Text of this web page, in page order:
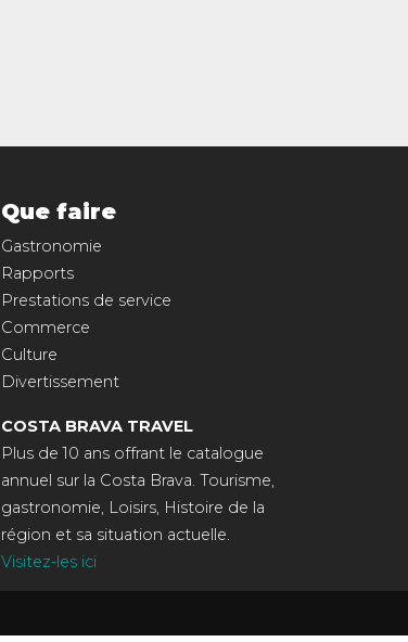
Que faire
Gastronomie
Rapports
Prestations de service
Commerce
Culture
Divertissement
COSTA BRAVA TRAVEL
Plus de 10 ans offrant le catalogue
annuel sur la Costa Brava. Tourisme,
gastronomie, Loisirs, Histoire de la
région et sa situation actuelle.
Visitez-les ici